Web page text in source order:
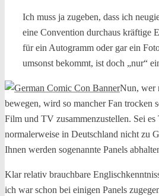
Ich muss ja zugeben, dass ich
eine Convention durchaus kräftige
für ein Autogramm oder gar ein
umsonst bekommt, ist doch „nur“
Nun, wer
bewegen, wird so mancher Fan trocken
Film und TV zusammenzustellen. Sei
normalerweise in Deutschland nicht zu
Ihnen werden sogenannte Panels
Klar relativ brauchbare
ich war schon bei einigen Panels